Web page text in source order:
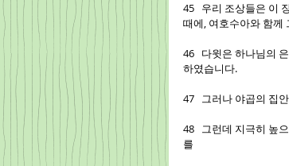
45   우리 조상들은
때에, 여호수아와 함께
46   다윗은 하나님의
하였습니다.
47   그러나 야곱의
48   그런데 지극히
를